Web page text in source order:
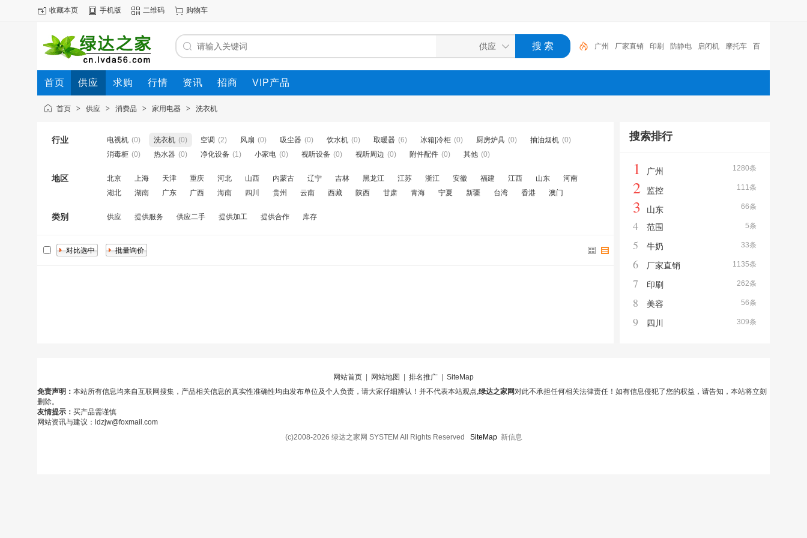
收藏本页 手机版 二维码 购物车
广州 厂家直销 印刷 防静电 启闭机 摩托车 百
福 咏玖进出口 体验桌 扑克
首页 供应 求购 行情 资讯 招商 VIP产品
首页 > 供应 > 消费品 > 家用电器 > 洗衣机
行业 电视机 (0) 洗衣机 (0) 空调 (2) 风扇 (0) 吸尘器 (0) 饮水机 (0) 取暖器 (6) 冰箱|冷柜 (0) 厨房炉具 (0) 抽油烟机 (0)
消毒柜 (0) 热水器 (0) 净化设备 (1) 小家电 (0) 视听设备 (0) 视听周边 (0) 附件配件 (0) 其他 (0)
地区 北京 上海 天津 重庆 河北 山西 内蒙古 辽宁 吉林 黑龙江 江苏 浙江 安徽 福建 江西 山东
河南
湖北
湖南 广东 广西 海南 四川 贵州 云南 西藏 陕西 甘肃 青海 宁夏 新疆 台湾 香港 澳门
类别 供应 提供服务 供应二手 提供加工 提供合作 库存
搜索排行
1280条
1 广州
111条
2 监控
66条
3 山东
5条
4 范围
33条
5 牛奶
1135条
6 厂家直销
262条
7 印刷
56条
8 美容
309条
9 四川
网站首页 网站地图 排名推广
SiteMap
免责声明： 本站所有信息均来自互联网搜集，产品相关信息的真实性准确性均由发布单位及个人负责，请大家仔细辨认！并不代表本站观点,绿达之家网对此不承担任何相关法律责任！如有信息侵犯了您的权益，请告知，本站将立刻
删除。
友情提示： 买产品需谨慎
网站资讯与建议：ldzjw@foxmail.com
(c)2008-2026 绿达之家网 SYSTEM All Rights Reserved SiteMap 新信息